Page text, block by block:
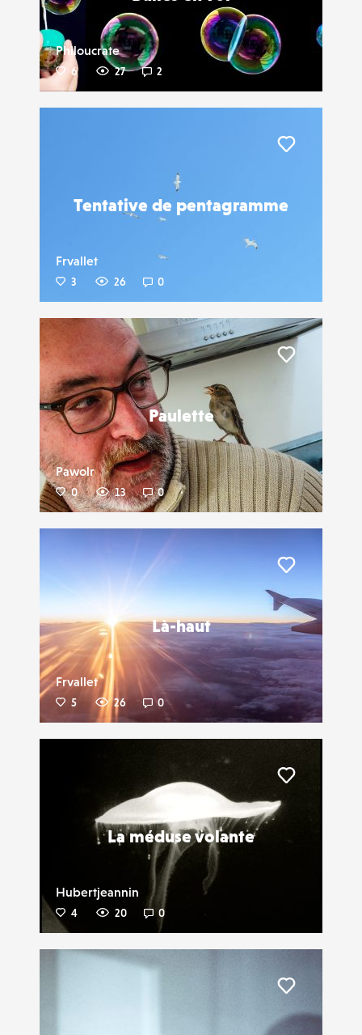
Philoucrate
6 27 2
Tentative de pentagramme
Frvallet
3 26 0
Paulette
Pawolr
0 13 0
Là-haut
Frvallet
5 26 0
La méduse volante
Hubertjeannin
4 20 0